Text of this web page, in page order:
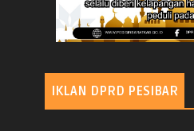
IKLAN DPRD PESIBAR